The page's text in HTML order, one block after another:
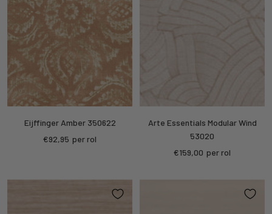
Eijffinger Amber 350622
Sale
€92,95 per rol
Arte Essentials Modular Wind
53020
Sale
€159,00 per rol